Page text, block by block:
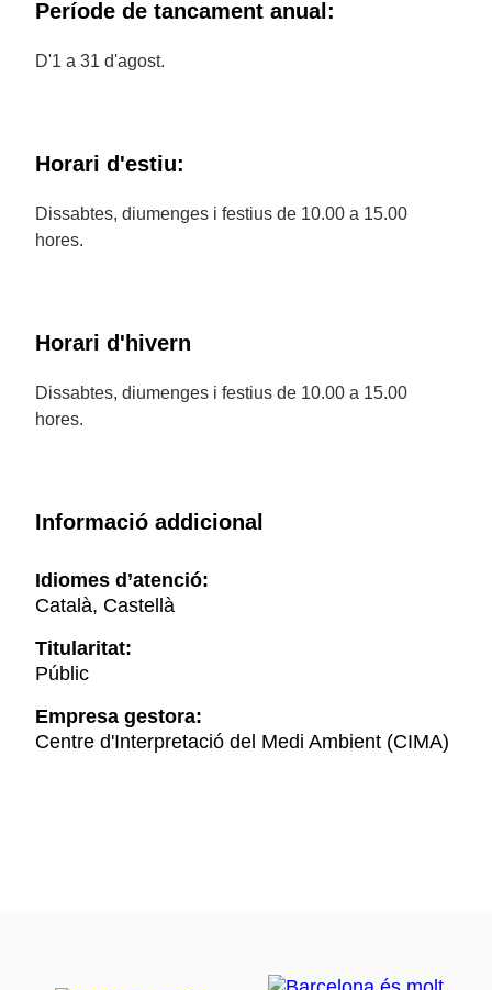
Període de tancament anual:
D'1 a 31 d'agost.
Horari d'estiu:
Dissabtes, diumenges i festius de 10.00 a 15.00
hores.
Horari d'hivern
Dissabtes, diumenges i festius de 10.00 a 15.00
hores.
Informació addicional
Idiomes d’atenció:
Català, Castellà
Titularitat:
Públic
Empresa gestora:
Centre d'Interpretació del Medi Ambient (CIMA)